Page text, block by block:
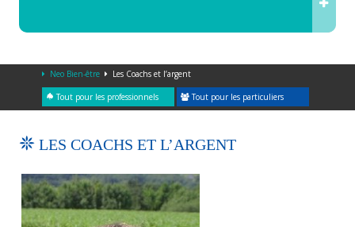
Neo Bien-être Les Coachs et l’argent
Tout pour les professionnels Tout pour les particuliers
LES COACHS ET L’ARGENT